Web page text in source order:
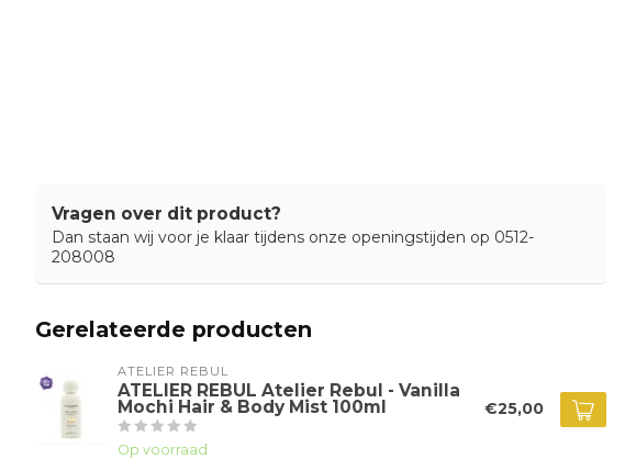
Vragen over dit product?
Dan staan wij voor je klaar tijdens onze openingstijden op 0512-
208008
Gerelateerde producten
ATELIER REBUL
ATELIER REBUL Atelier Rebul - Vanilla
Mochi Hair & Body Mist 100ml
Op voorraad
€25,00